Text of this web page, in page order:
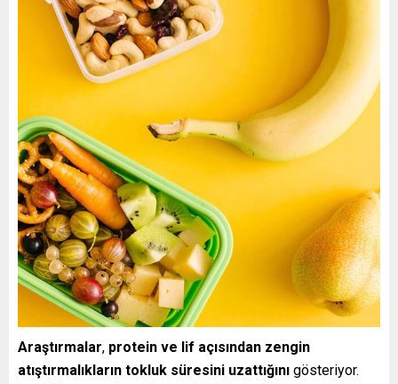
Araştırmalar, protein ve lif açısından zengin
atıştırmalıkların tokluk süresini uzattığını gösteriyor.